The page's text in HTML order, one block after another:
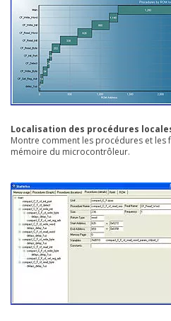
Localisation des procédures
Montre comment les procédures et les
mémoire du microcontrôleur.